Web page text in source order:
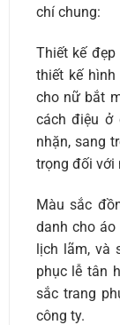
chí chung:
Thiết kế
thiết kế
cho nữ bắt
cách điệu ở
nhặn, sang
trọng đối với
Màu sắc
danh cho
lịch lãm, và
phục lễ tân
sắc trang
công ty.